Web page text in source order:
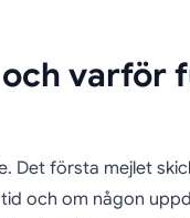
varför
Det första mejlet
och om någon